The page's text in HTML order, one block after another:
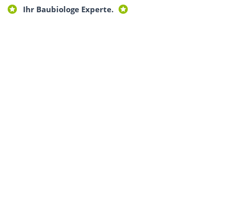
Ihr Baubiologe Experte.